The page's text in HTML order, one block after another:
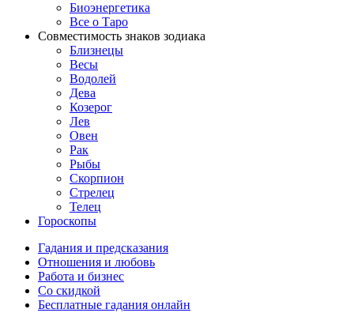
Биоэнергетика
Все о Таро
Совместимость знаков зодиака
Близнецы
Весы
Водолей
Дева
Козерог
Лев
Овен
Рак
Рыбы
Скорпион
Стрелец
Телец
Гороскопы
Гадания и предсказания
Отношения и любовь
Работа и бизнес
Со скидкой
Бесплатные гадания онлайн